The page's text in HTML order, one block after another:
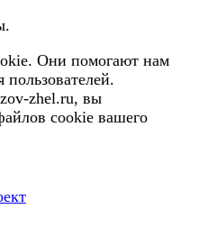
Они помогают нам
пользователей.
zhel.ru, вы
cookie вашего